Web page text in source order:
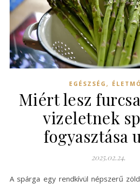
EGÉSZSÉG ,
Miért lesz
vizeletnek
fogyasztása
2025.02.24.
A spárga egy rendkívül népszerű zöldség, amely számos